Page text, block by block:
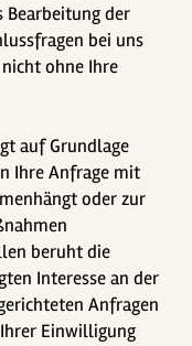
Bearbeitung der
bei uns
ohne Ihre
auf Grundlage
Ihre Anfrage mit
oder zur
beruht die
Interesse an der
Anfragen
Einwilligung